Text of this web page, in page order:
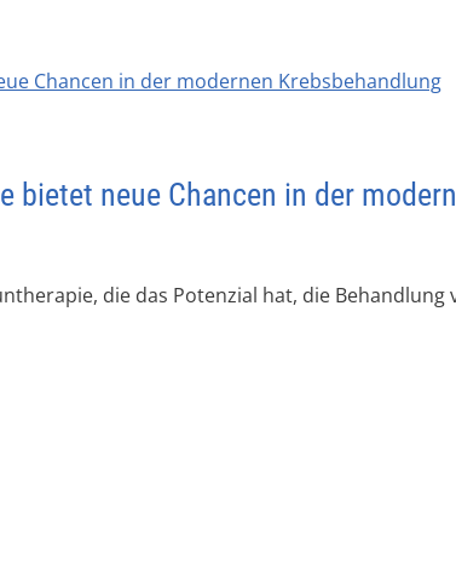
bietet neue Chancen in der
die das Potenzial hat, die Behandlung